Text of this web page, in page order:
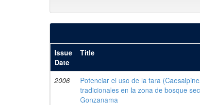
Issue
Date
Title
2006
Potenciar el uso de la tara
tradicionales en la zona de bosque
Gonzanama